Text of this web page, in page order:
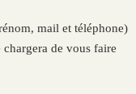
mail et téléphone)
de vous faire